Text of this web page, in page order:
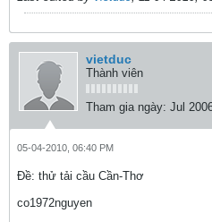
vietduc
Thành viên
Tham gia ngày: Jul
05-04-2010, 06:40 PM
Ðề: thử tải cầu Cần-Thơ
co1972nguyen